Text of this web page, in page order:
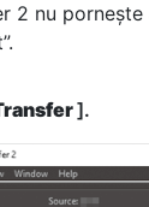
2 nu
].